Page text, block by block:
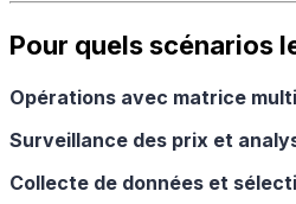
Pour quels scénarios
Opérations avec matrice
Surveillance des prix et
Collecte de données et